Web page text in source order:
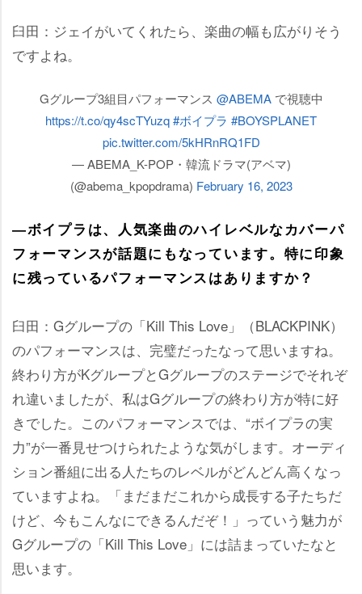
臼田：ジェイがいてくれたら、楽曲の幅も広がりそう
ですよね。
Gグループ3組目パフォーマンス @ABEMAで視聴中
https://t.co/qy4scTYuzq#ボイプラ #BOYSPLANET
pic.twitter.com/5kHRnRQ1FD
— ABEMA_K-POP・韓流ドラマ(アベマ)
(@abema_kpopdrama) February 16, 2023
―ボイプラは、人気楽曲のハイレベルなカバーパ
フォーマンスが話題にもなっています。特に印象
に残っているパフォーマンスはありますか？
臼田：Gグループの「Kill This Love」（BLACKPINK）
のパフォーマンスは、完璧だったなって思いますね。
終わり方がKグループとGグループのステージでそれぞ
れ違いましたが、私はGグループの終わり方が特に好
きでした。このパフォーマンスでは、“ボイプラの実
力”が一番見せつけられたような気がします。オーディ
ション番組に出る人たちのレベルがどんどん高くなっ
ていますよね。「まだまだこれから成長する子たちだ
けど、今もこんなにできるんだぞ！」っていう魅力が
Gグループの「Kill This Love」には詰まっていたなと
思います。